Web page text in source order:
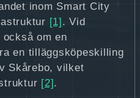
inom Smart City
[1] . Vid
om en
en tilläggsköpeskilling
Skårebo, vilket
[2] .